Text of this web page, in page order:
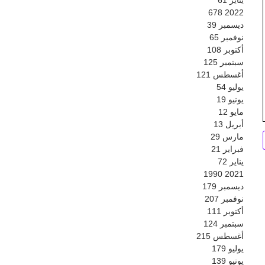
2022
678
ديسمبر 39
نوفمبر 65
أكتوبر 108
سبتمبر 125
أغسطس 121
يوليو 54
يونيو 19
مايو 12
أبريل 13
مارس 29
فبراير
21
يناير 72
2021
1990
ديسمبر 179
نوفمبر 207
أكتوبر
111
سبتمبر 124
أغسطس 215
يوليو 179
يونيو 139